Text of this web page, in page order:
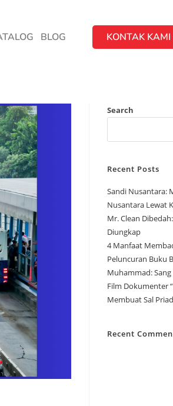
BLOG KONTAK KAMI
Search
Recent Posts
Sandi Nusantara:
Nusantara Lewat
Mr. Clean
Diungkap
4 Manfaat
Peluncuran Buku
Muhammad:
Film Dokumenter
Membuat Sal
Recent